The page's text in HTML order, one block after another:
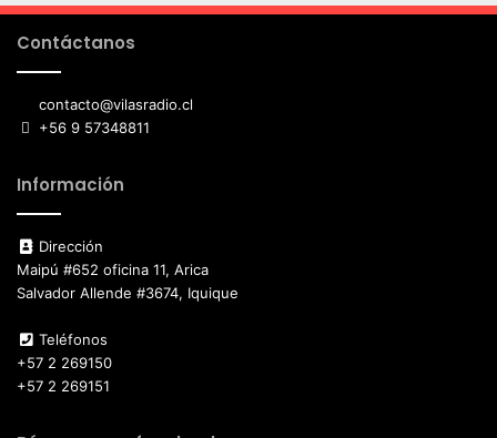
Contáctanos
contacto@vilasradio.cl
+56 9 57348811
Información
Dirección
Maipú #652 oficina 11, Arica
Salvador Allende #3674, Iquique
Teléfonos
+57 2 269150
+57 2 269151